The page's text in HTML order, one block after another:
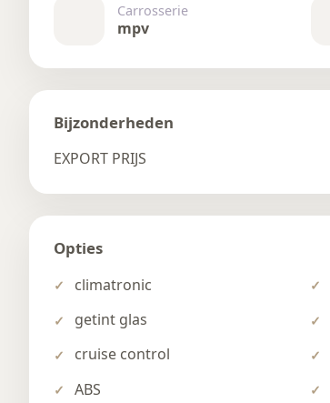
Carrosserie
mpv
Bijzonderheden
EXPORT PRIJS
Opties
climatronic
getint glas
cruise control
ABS